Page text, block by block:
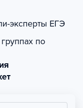
эксперты ЕГЭ
по